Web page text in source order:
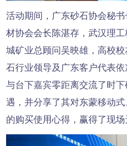
活动期间，广东砂石协会秘
材协会会长陈湛存，武汉理
城矿业总顾问吴映雄，高校
石行业领导及广东客户代表
与台下嘉宾零距离交流了时
遇，并分享了其对东蒙移动
的购买使用心得，赢得了现场